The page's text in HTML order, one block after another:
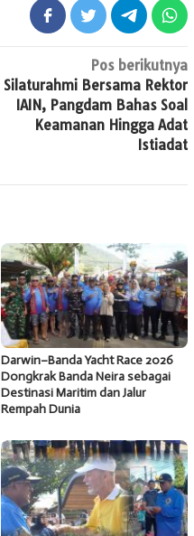
Pos berikutnya
Silaturahmi Bersama Rektor
IAIN, Pangdam Bahas Soal
Keamanan Hingga Adat
Istiadat
Darwin–Banda Yacht Race 2026
Dongkrak Banda Neira sebagai
Destinasi Maritim dan Jalur
Rempah Dunia